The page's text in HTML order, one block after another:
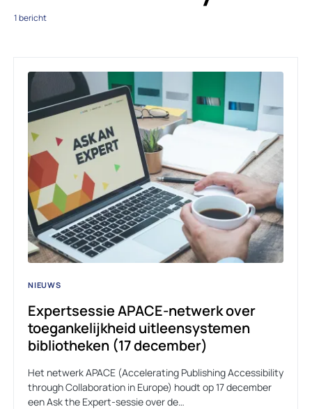
1 bericht
NIEUWS
Expertsessie APACE-netwerk over
toegankelijkheid uitleensystemen
bibliotheken (17 december)
Het netwerk APACE (Accelerating Publishing Accessibility
through Collaboration in Europe) houdt op 17 december
een Ask the Expert-sessie over de…